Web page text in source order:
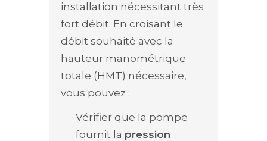
installation nécessitant très
fort débit. En croisant le
débit souhaité avec la
hauteur manométrique
totale (HMT) nécessaire,
vous pouvez :
Vérifier que la pompe
fournit la pression